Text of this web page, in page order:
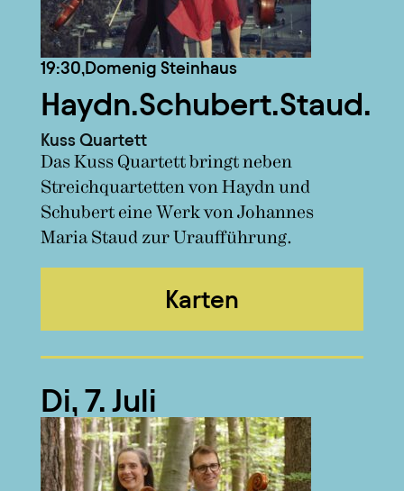
19:30,Domenig Steinhaus
Haydn.Schubert.Staud.
Kuss Quartett
Karten
Das Kuss Quartett bringt neben
Streichquartetten von Haydn und
Schubert eine Werk von Johannes
Maria Staud zur Uraufführung.
Di, 7. Juli